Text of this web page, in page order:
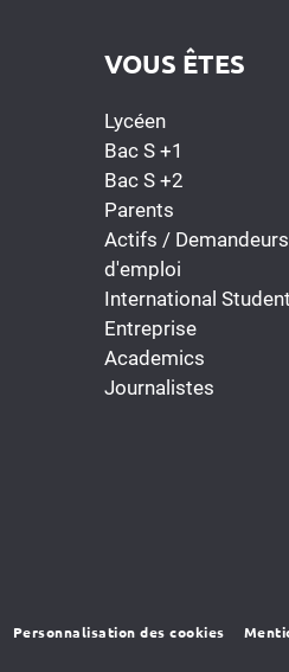
VOUS ÊTES
Lycéen
Bac S +1
Bac S +2
Parents
Actifs / Demandeurs
d'emploi
International Student
Entreprise
Academics
Journalistes
Personnalisation des cookies